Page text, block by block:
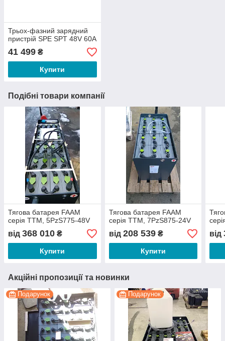
Трьох-фазний зарядний
пристрій SPE SPT 48V 60A
41 499 ₴
Купити
Подібні товари компанії
Тягова батарея FAAM
серія TTM, 5PzS775-48V
від 368 010 ₴
Купити
Тягова батарея FAAM
серія TTM, 7PzS875-24V
від 208 539₴
Купити
від
Акційні пропозиції та новинки
Подарунок Подарунок